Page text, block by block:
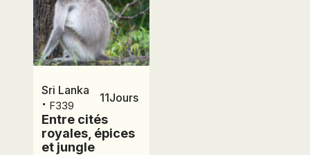
Sri Lanka
⋅ F339
11Jours
Entre cités
royales, épices
et jungle